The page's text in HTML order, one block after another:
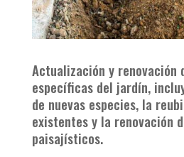
Actualización y renovación
específicas del jardín,
de nuevas especies, la
existentes y la renovación
paisajísticos.